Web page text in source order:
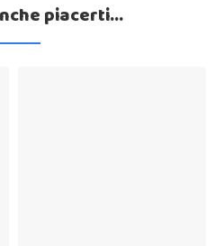
piacerti...